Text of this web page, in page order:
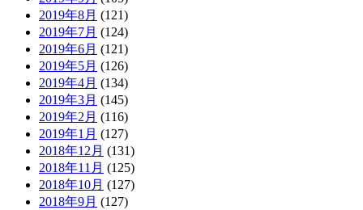
2019年8月 (121)
2019年7月 (124)
2019年6月 (121)
2019年5月 (126)
2019年4月 (134)
2019年3月 (145)
2019年2月 (116)
2019年1月 (127)
2018年12月 (131)
2018年11月 (125)
2018年10月 (127)
2018年9月 (127)